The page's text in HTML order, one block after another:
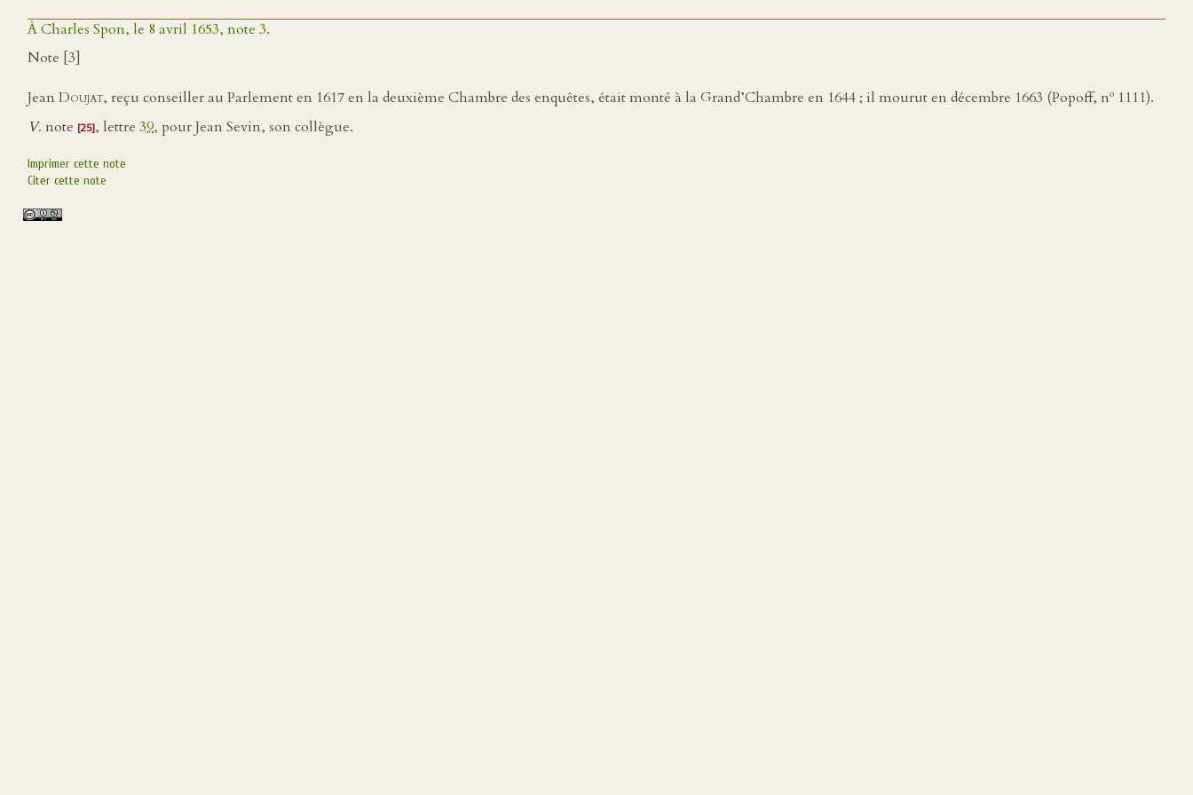
À Charles Spon, le 8 avril 1653, note 3.
Note [3]
Jean Doujat, reçu conseiller au Parlement en 1617 en la deuxième Chambre des enquêtes, était monté à la Grand’Chambre en 1644 ; il mourut en décembre 1663 (Popoff, no 1111).
V. note [25], lettre 39, pour Jean Sevin, son collègue.
Imprimer cette note
Citer cette note